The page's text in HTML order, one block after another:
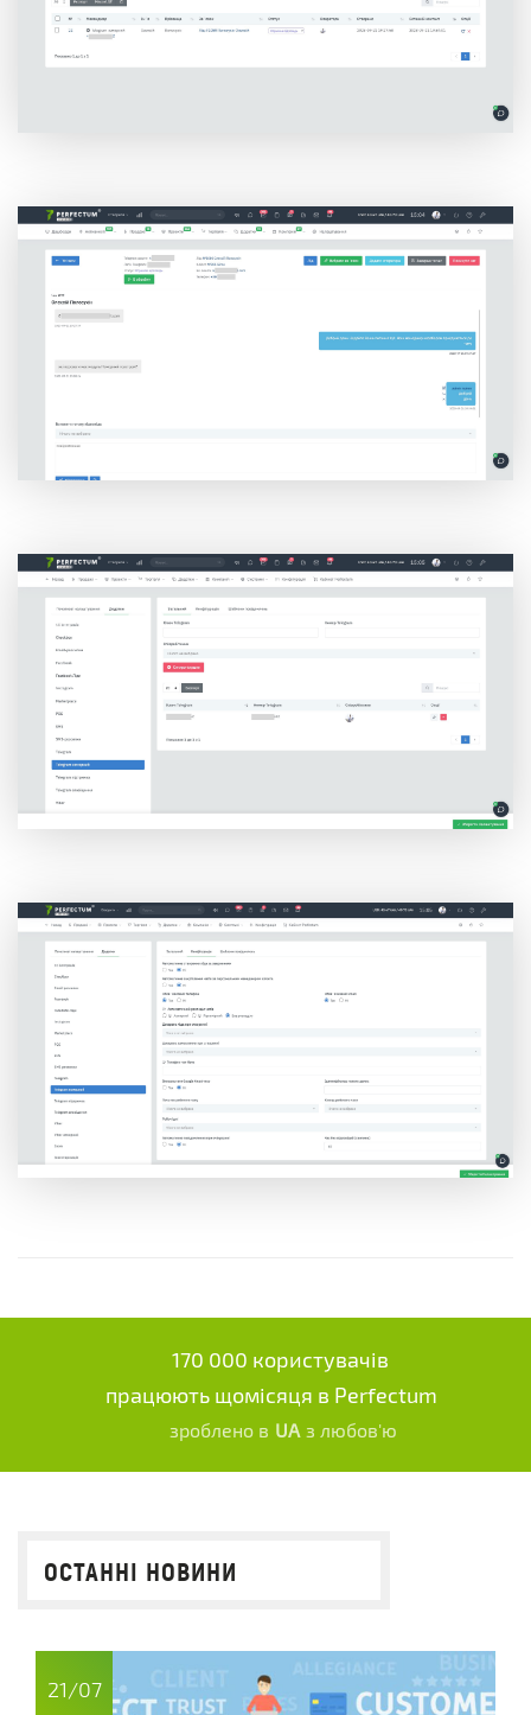
170 000 користувачів
працюють щомісяця в Perfectum
зроблено в UA з любов'ю
ОСТАННІ НОВИНИ
21/07